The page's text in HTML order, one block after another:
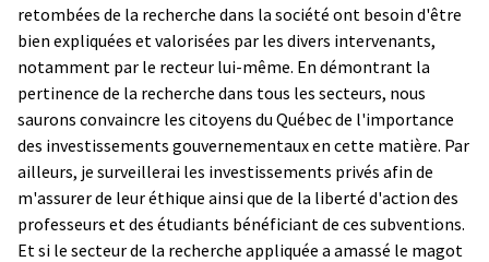
retombées de la recherche dans la société ont besoin d'être
bien expliquées et valorisées par les divers intervenants,
notamment par le recteur lui-même. En démontrant la
pertinence de la recherche dans tous les secteurs, nous
saurons convaincre les citoyens du Québec de l'importance
des investissements gouvernementaux en cette matière. Par
ailleurs, je surveillerai les investissements privés afin de
m'assurer de leur éthique ainsi que de la liberté d'action des
professeurs et des étudiants bénéficiant de ces subventions.
Et si le secteur de la recherche appliquée a amassé le magot